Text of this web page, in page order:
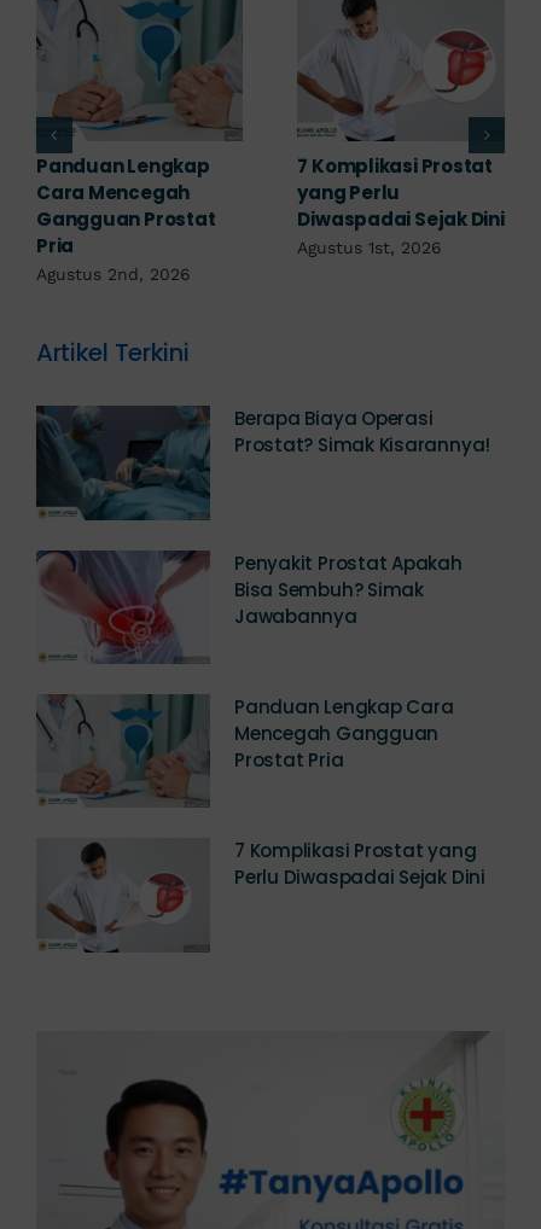
Obat Penyakit
Prostat: Pilihan
Terapi Sesuai
Diagnosis
Juli 23rd, 2026
Penyakit Prostat Bisa
Sembuh? Ini
Penjelasannya
Juli 22nd, 2026
Artikel Terkini
Berapa Biaya Operasi
Prostat? Simak Kisarannya!
Penyakit Prostat Apakah
Bisa Sembuh? Simak
Jawabannya
Panduan Lengkap Cara
Mencegah Gangguan
Prostat Pria
7 Komplikasi Prostat yang
Perlu Diwaspadai Sejak Dini